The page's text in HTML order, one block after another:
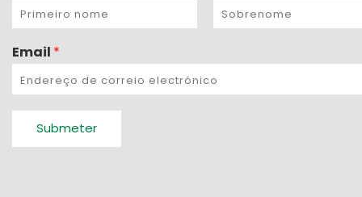
Email *
Submeter